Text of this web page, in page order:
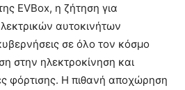
EVBox, η ζήτηση για
αυτοκινήτων
σε όλο τον κόσμο
στην ηλεκτροκίνηση και
φόρτισης. Η πιθανή αποχώρηση